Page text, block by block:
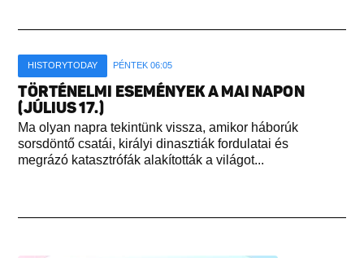
HISTORYTODAY PÉNTEK 06:05
TÖRTÉNELMI ESEMÉNYEK A MAI NAPON
(JÚLIUS 17.)
Ma olyan napra tekintünk vissza, amikor háborúk
sorsdöntő csatái, királyi dinasztiák fordulatai és
megrázó katasztrófák alakították a világot...